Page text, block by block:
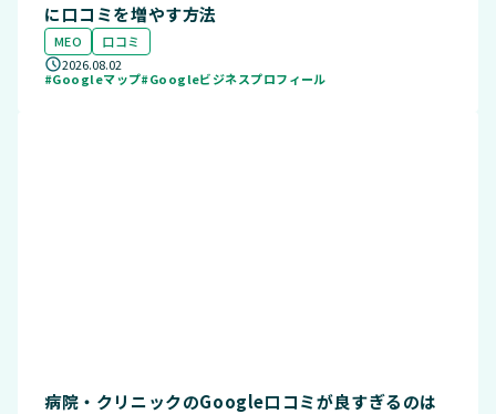
に口コミを増やす方法
MEO
口コミ
2026.08.02
#Googleマップ#Googleビジネスプロフィール
病院・クリニックのGoogle口コミが良すぎるのは